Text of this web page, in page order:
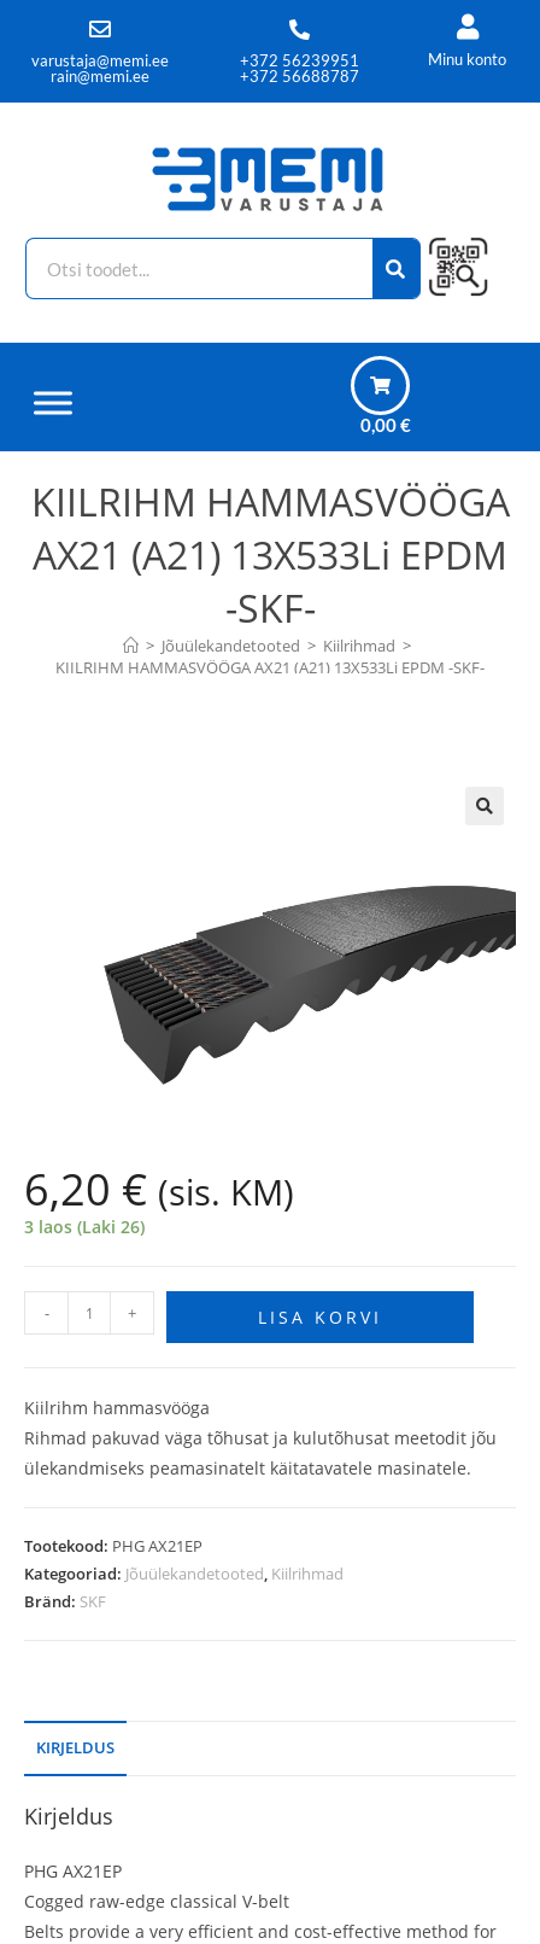
varustaja@memi.ee
rain@memi.ee
+372 56239951
+372 56688787
Minu konto
0,00€
KIILRIHM HAMMASVÖÖGA
AX21 (A21) 13X533Li EPDM
-SKF-
> Jõuülekandetooted > Kiilrihmad >
KIILRIHM HAMMASVÖÖGA AX21 (A21) 13X533Li EPDM -SKF-
6,20 € (sis. KM)
3 laos (Laki 26)
- + LISA KORVI
Kiilrihm hammasvööga
Rihmad pakuvad väga tõhusat ja kulutõhusat meetodit jõu
ülekandmiseks peamasinatelt käitatavatele masinatele.
Tootekood: PHG AX21EP
Kategooriad: Jõuülekandetooted, Kiilrihmad
Bränd: SKF
KIRJELDUS
Kirjeldus
PHG AX21EP
Cogged raw-edge classical V-belt
Belts provide a very efficient and cost-effective method for